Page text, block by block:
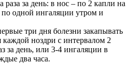
раза за день: в нос – по 2 капли на
одной ингаляции утром и
три дня болезни закапывать
каждой ноздри с интервалом 2
за день, или 3-4 ингаляции в
два часа.